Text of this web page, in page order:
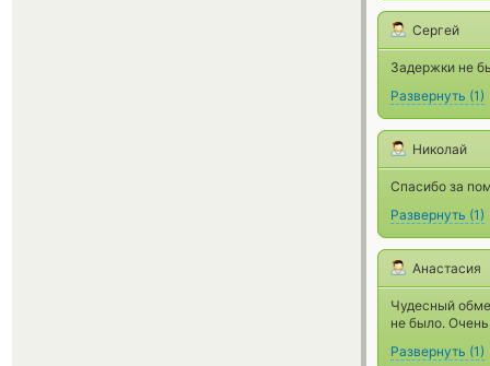
Сергей
Задержки не
Развернуть (1)
Николай
Спасибо за
Развернуть (1)
Анастасия
Чудесный
не было.
Развернуть (1)